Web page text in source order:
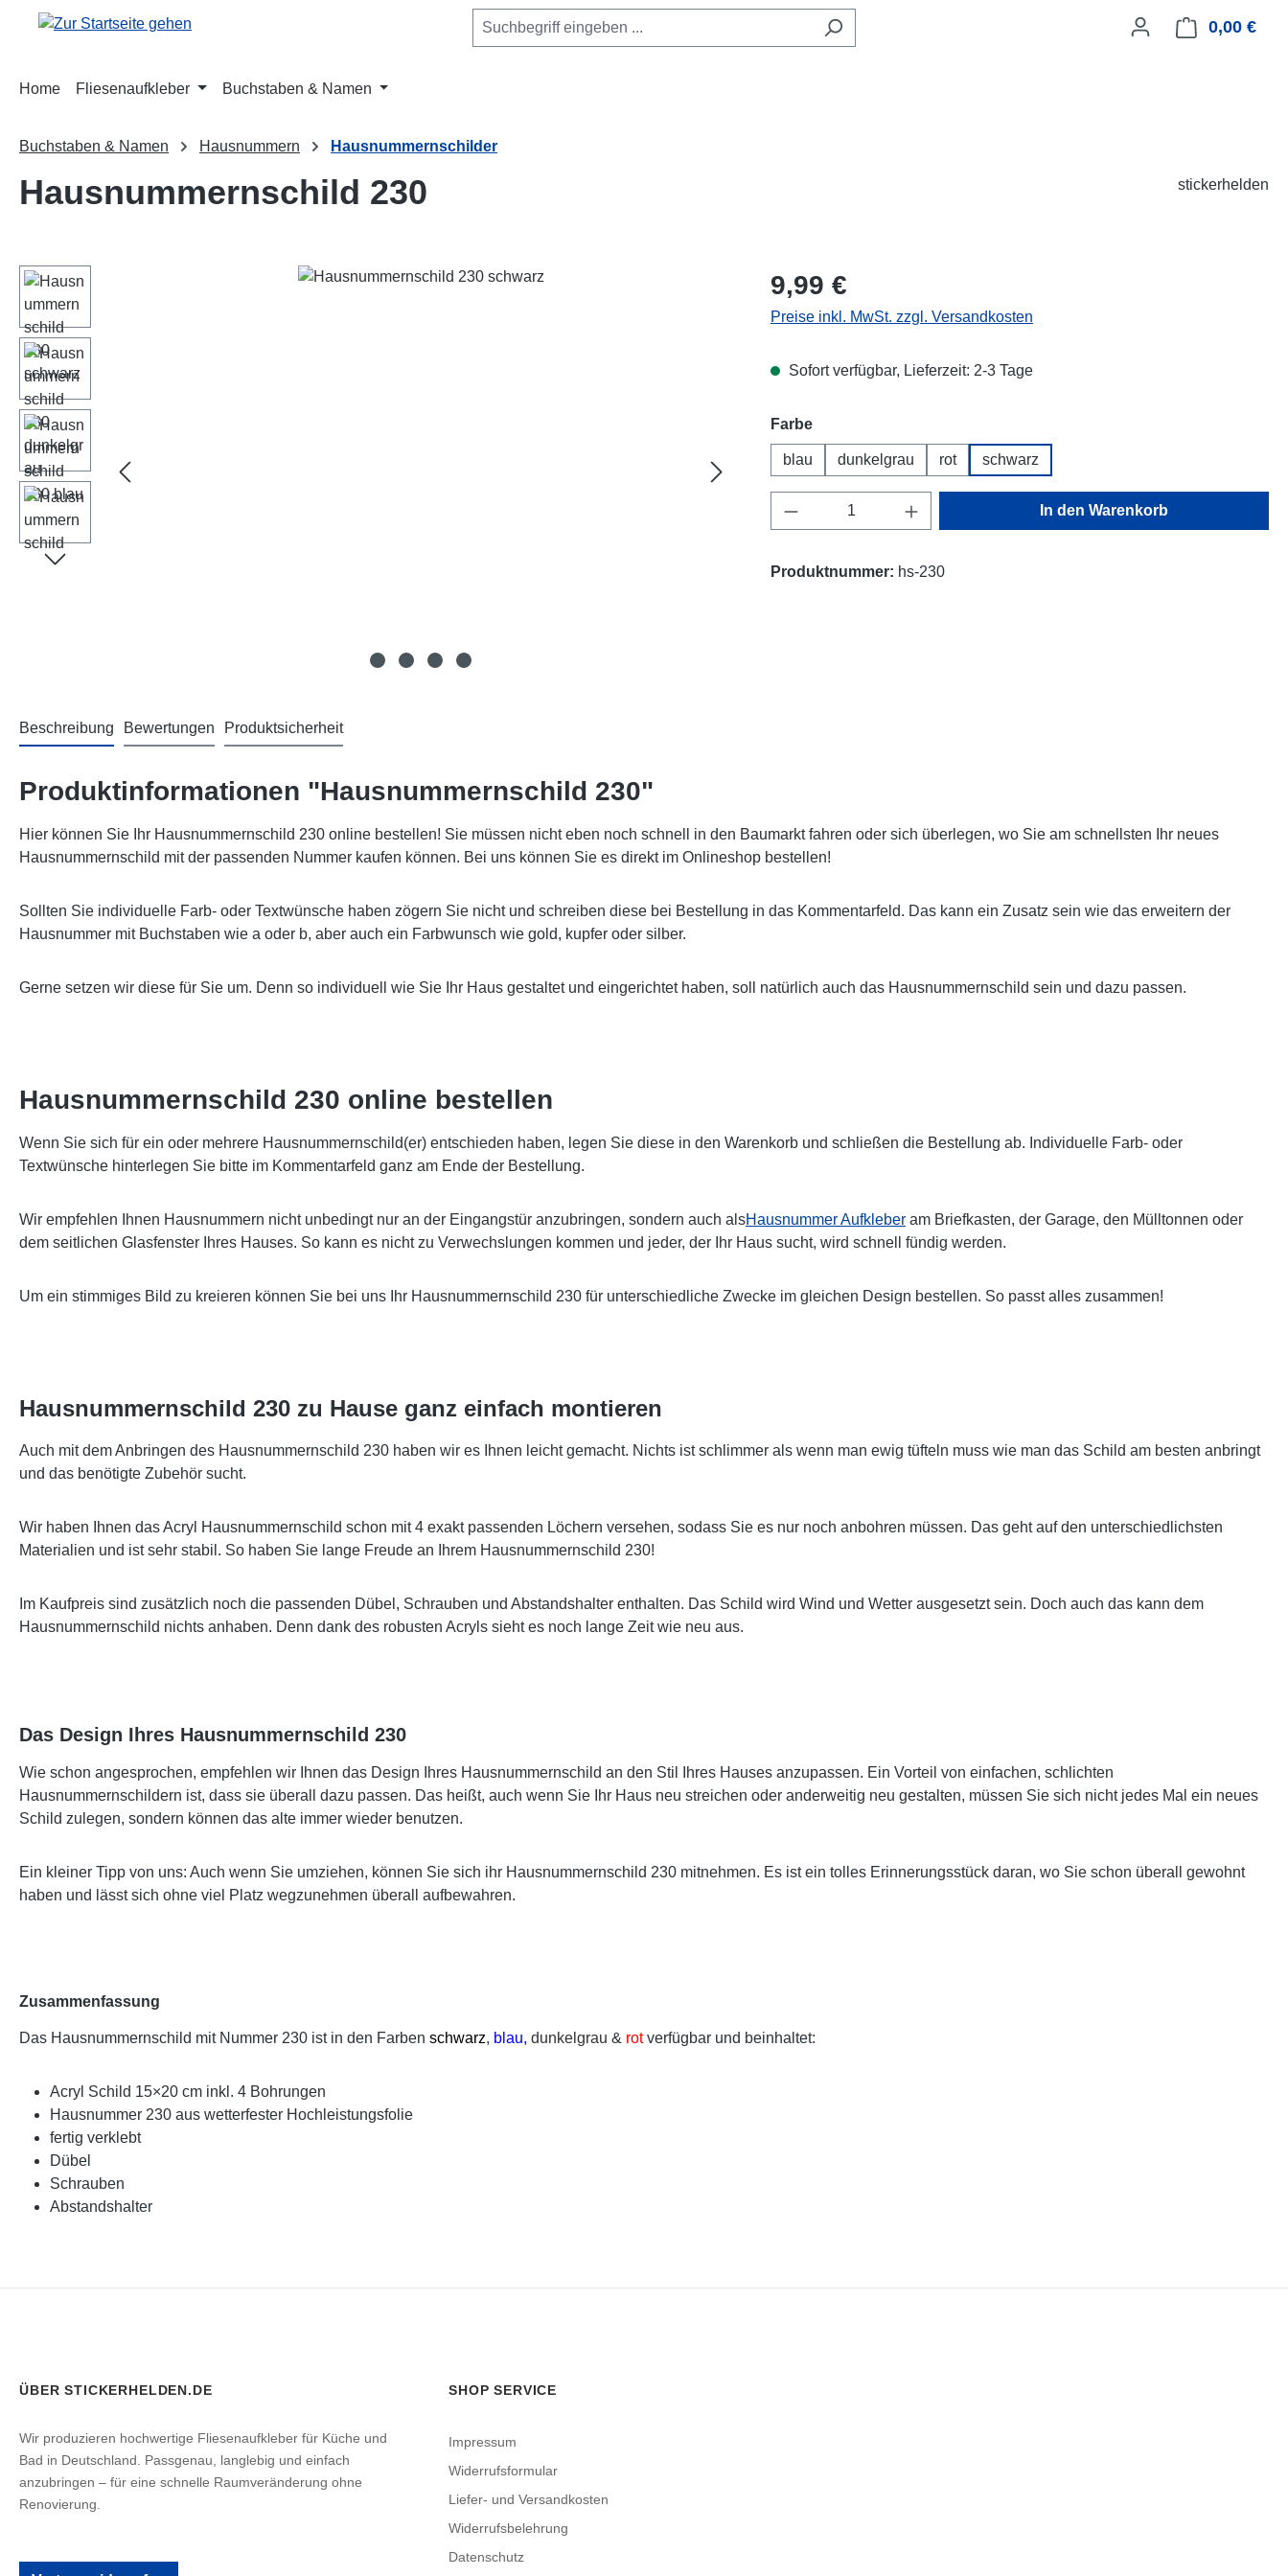
Hauptinhalt springen
Zur Suche springen
Zur Hauptnavigation springen 0,00 €
Home Fliesenaufkleber Buchstaben & Namen
Buchstaben & Namen Hausnummern Hausnummernschilder
Hausnummernschild 230 stickerhelden
Bildergalerie überspringen Regulärer Preis:
9,99 €
Preise inkl. MwSt. zzgl. Versandkosten
Sofort verfügbar, Lieferzeit: 2-3 Tage
Farbe
blau dunkelgrau rot schwarz
Produkt Anzahl: Gib den gewünschten Wert ein
In den Warenkorb
Produktnummer: hs-230
Beschreibung Bewertungen Produktsicherheit
Produktinformationen "Hausnummernschild 230"
Hier können Sie Ihr Hausnummernschild 230 online bestellen! Sie müssen nicht eben noch schnell in den Baumarkt fahren oder sich überlegen, wo Sie am schnellsten Ihr neues
Hausnummernschild mit der passenden Nummer kaufen können. Bei uns können Sie es direkt im Onlineshop bestellen!
Sollten Sie individuelle Farb- oder Textwünsche haben zögern Sie nicht und schreiben diese bei Bestellung in das Kommentarfeld. Das kann ein Zusatz sein wie das erweitern der
Hausnummer mit Buchstaben wie a oder b, aber auch ein Farbwunsch wie gold, kupfer oder silber.
Gerne setzen wir diese für Sie um. Denn so individuell wie Sie Ihr Haus gestaltet und eingerichtet haben, soll natürlich auch das Hausnummernschild sein und dazu passen.
Hausnummernschild 230 online bestellen
Wenn Sie sich für ein oder mehrere Hausnummernschild(er) entschieden haben, legen Sie diese in den Warenkorb und schließen die Bestellung ab. Individuelle Farb- oder
Textwünsche hinterlegen Sie bitte im Kommentarfeld ganz am Ende der Bestellung.
Wir empfehlen Ihnen Hausnummern nicht unbedingt nur an der Eingangstür anzubringen, sondern auch alsHausnummer Aufkleber am Briefkasten, der Garage, den Mülltonnen oder
dem seitlichen Glasfenster Ihres Hauses. So kann es nicht zu Verwechslungen kommen und jeder, der Ihr Haus sucht, wird schnell fündig werden.
Um ein stimmiges Bild zu kreieren können Sie bei uns Ihr Hausnummernschild 230 für unterschiedliche Zwecke im gleichen Design bestellen. So passt alles zusammen!
Hausnummernschild 230 zu Hause ganz einfach montieren
Auch mit dem Anbringen des Hausnummernschild 230 haben wir es Ihnen leicht gemacht. Nichts ist schlimmer als wenn man ewig tüfteln muss wie man das Schild am besten anbringt
und das benötigte Zubehör sucht.
Wir haben Ihnen das Acryl Hausnummernschild schon mit 4 exakt passenden Löchern versehen, sodass Sie es nur noch anbohren müssen. Das geht auf den unterschiedlichsten
Materialien und ist sehr stabil. So haben Sie lange Freude an Ihrem Hausnummernschild 230!
Im Kaufpreis sind zusätzlich noch die passenden Dübel, Schrauben und Abstandshalter enthalten. Das Schild wird Wind und Wetter ausgesetzt sein. Doch auch das kann dem
Hausnummernschild nichts anhaben. Denn dank des robusten Acryls sieht es noch lange Zeit wie neu aus.
Das Design Ihres Hausnummernschild 230
Wie schon angesprochen, empfehlen wir Ihnen das Design Ihres Hausnummernschild an den Stil Ihres Hauses anzupassen. Ein Vorteil von einfachen, schlichten
Hausnummernschildern ist, dass sie überall dazu passen. Das heißt, auch wenn Sie Ihr Haus neu streichen oder anderweitig neu gestalten, müssen Sie sich nicht jedes Mal ein neues
Schild zulegen, sondern können das alte immer wieder benutzen.
Ein kleiner Tipp von uns: Auch wenn Sie umziehen, können Sie sich ihr Hausnummernschild 230 mitnehmen. Es ist ein tolles Erinnerungsstück daran, wo Sie schon überall gewohnt
haben und lässt sich ohne viel Platz wegzunehmen überall aufbewahren.
Zusammenfassung
Das Hausnummernschild mit Nummer 230 ist in den Farben schwarz, blau, dunkelgrau & rotverfügbar und beinhaltet:
Acryl Schild 15×20 cm inkl. 4 Bohrungen
Hausnummer 230 aus wetterfester Hochleistungsfolie
fertig verklebt
Dübel
Schrauben
Abstandshalter
ÜBER STICKERHELDEN.DE
Wir produzieren hochwertige Fliesenaufkleber für Küche und
Bad in Deutschland. Passgenau, langlebig und einfach
anzubringen – für eine schnelle Raumveränderung ohne
Renovierung.
SHOP SERVICE
Impressum
Widerrufsformular
Liefer- und Versandkosten
Widerrufsbelehrung
Datenschutz